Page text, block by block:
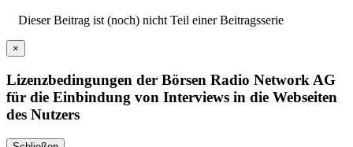
Dieser Beitrag ist (noch) nicht Teil einer Beitragsserie
×
Lizenzbedingungen der Börsen Radio Network AG
für die Einbindung von Interviews in die Webseiten
des Nutzers